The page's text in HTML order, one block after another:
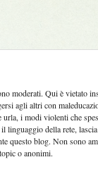
moderati. Qui è vietato
agli altri con
urla, i modi violenti che
linguaggio della rete, lascia
questo blog. Non sono
o anonimi.